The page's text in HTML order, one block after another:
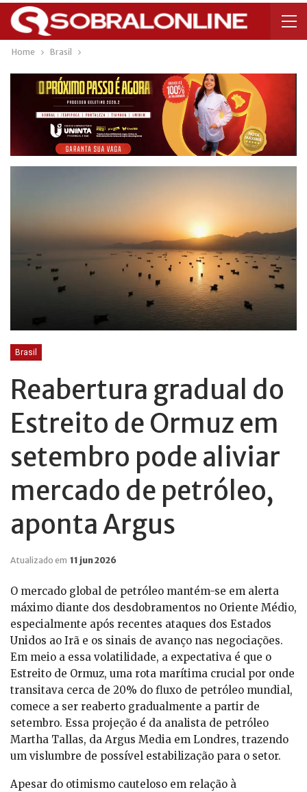
Home Brasil
Brasil
Reabertura gradual do
Estreito de Ormuz em
setembro pode aliviar
mercado de petróleo,
aponta Argus
Atualizado em 11 jun 2026
O mercado global de petróleo mantém-se em alerta
máximo diante dos desdobramentos no Oriente Médio,
especialmente após recentes ataques dos Estados
Unidos ao Irã e os sinais de avanço nas negociações.
Em meio a essa volatilidade, a expectativa é que o
Estreito de Ormuz, uma rota marítima crucial por onde
transitava cerca de 20% do fluxo de petróleo mundial,
comece a ser reaberto gradualmente a partir de
setembro. Essa projeção é da analista de petróleo
Martha Tallas, da Argus Media em Londres, trazendo
um vislumbre de possível estabilização para o setor.
Apesar do otimismo cauteloso em relação à